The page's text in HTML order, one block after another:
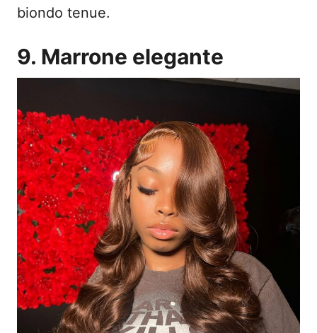
biondo tenue.
9. Marrone elegante